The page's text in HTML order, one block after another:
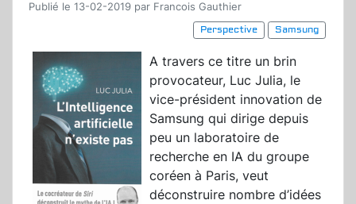
Publié le 13-02-2019 par Francois Gauthier
Perspective
Samsung
A travers ce titre un brin
provocateur, Luc Julia, le
vice-président innovation de
Samsung qui dirige depuis
peu un laboratoire de
recherche en IA du groupe
coréen à Paris, veut
déconstruire nombre d’idées